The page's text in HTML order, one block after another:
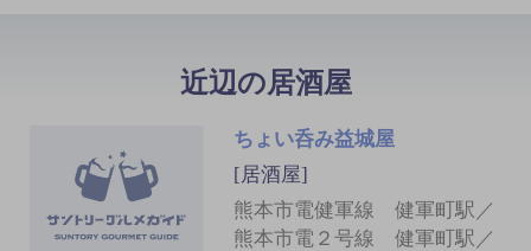
近辺の居酒屋
ちょい呑み益城屋
[居酒屋]
熊本市電健軍線 健軍町駅／
熊本市電２号線 健軍町駅／